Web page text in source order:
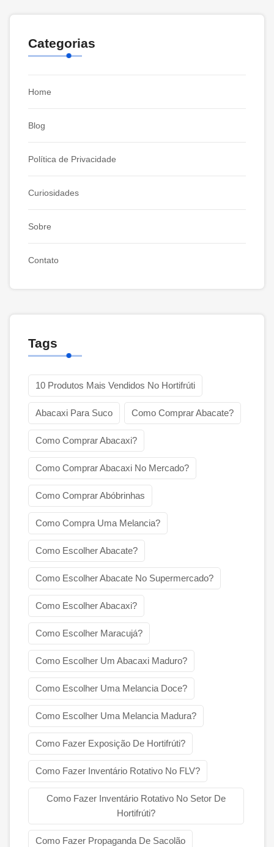
Categorias
Home
Blog
Política de Privacidade
Curiosidades
Sobre
Contato
Tags
10 Produtos Mais Vendidos No Hortifrúti
Abacaxi Para Suco Como Comprar Abacate?
Como Comprar Abacaxi?
Como Comprar Abacaxi No Mercado?
Como Comprar Abóbrinhas
Como Compra Uma Melancia?
Como Escolher Abacate?
Como Escolher Abacate No Supermercado?
Como Escolher Abacaxi?
Como Escolher Maracujá?
Como Escolher Um Abacaxi Maduro?
Como Escolher Uma Melancia Doce?
Como Escolher Uma Melancia Madura?
Como Fazer Exposição De Hortifrúti?
Como Fazer Inventário Rotativo No FLV?
Como Fazer Inventário Rotativo No Setor De
Hortifrúti?
Como Fazer Propaganda De Sacolão